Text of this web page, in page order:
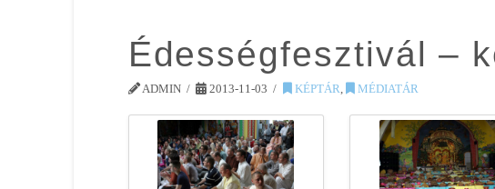
Édességfesztivál –
ADMIN 2013-11-03 KÉPTÁR MÉDIATÁR